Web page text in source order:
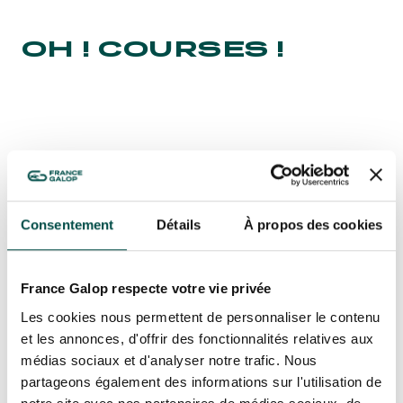
Consentement Détails À propos des cookies
France Galop respecte votre vie privée
Les cookies nous permettent de personnaliser le contenu
et les annonces, d'offrir des fonctionnalités relatives aux
médias sociaux et d'analyser notre trafic. Nous
partageons également des informations sur l'utilisation de
Bons plans, nouveautés et
actus : ne ratez rien !
S’ABONNER
OH ! COURSES !
PLAN
PLAN